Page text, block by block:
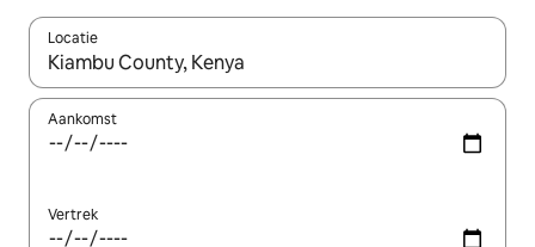
Locatie
Wanneer er suggesties beschikbaar zijn, maak je een keuze
Aankomst
Vertrek